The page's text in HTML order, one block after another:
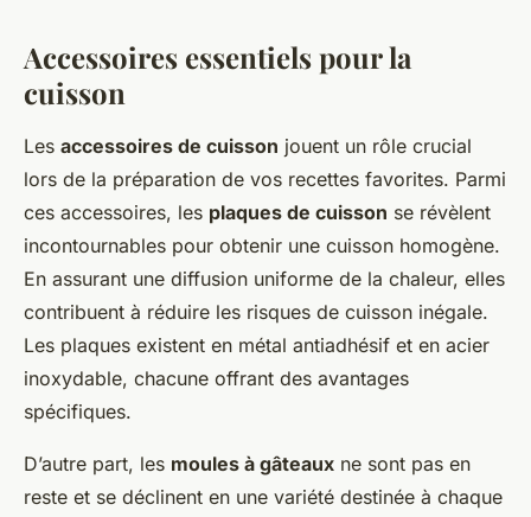
Les meilleurs accessoires pour
votre four
Aya•15 janvier 2025•6 min de lecture
Accessoires essentiels pour la
cuisson
Les accessoires de cuisson jouent un rôle crucial
lors de la préparation de vos recettes favorites. Parmi
ces accessoires, les plaques de cuisson se révèlent
incontournables pour obtenir une cuisson homogène.
En assurant une diffusion uniforme de la chaleur, elles
contribuent à réduire les risques de cuisson inégale.
Les plaques existent en métal antiadhésif et en acier
inoxydable, chacune offrant des avantages
spécifiques.
D’autre part, les moules à gâteaux ne sont pas en
reste et se déclinent en une variété destinée à chaque